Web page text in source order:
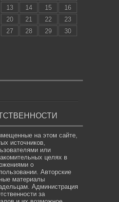
13 14 15
16
20 21 22
23
27 28 29
30
на этом сайте,
источников,
или
целях в
о
Авторские
материалы
Администрация
за